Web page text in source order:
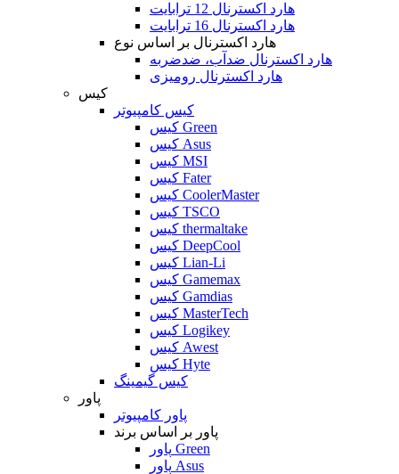
هارد اکسترنال 12 ترابایت
هارد اکسترنال 16 ترابایت
هارد اکسترنال بر اساس نوع
هارد اکسترنال ضدآب، ضدضربه
هارد اکسترنال رومیزی
کیس
کیس کامپیوتر
کیس Green
کیس Asus
کیس MSI
کیس Fater
کیس CoolerMaster
کیس TSCO
کیس thermaltake
کیس DeepCool
کیس Lian-Li
کیس Gamemax
کیس Gamdias
کیس MasterTech
کیس Logikey
کیس Awest
کیس Hyte
کیس گیمینگ
پاور
پاور کامپیوتر
پاور بر اساس برند
پاور Green
پاور Asus